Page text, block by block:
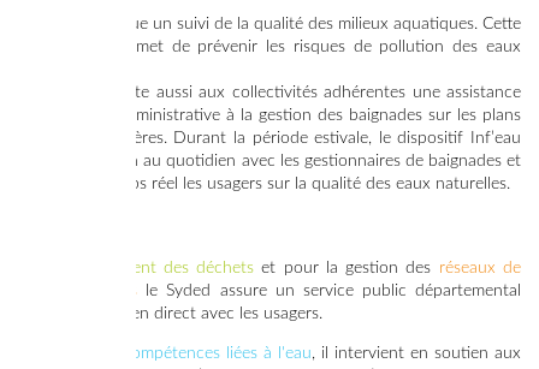
Le Syded effectue un suivi de la qualité des milieux aquatiques. Cette
surveillance permet de prévenir les risques de pollution des eaux
Le Syded apporte aussi aux collectivités adhérentes une assistance
technique et administrative à la gestion des baignades sur les plans
d’eau et les rivières. Durant la période estivale, le dispositif Inf’eau
Loisirs fait le lien au quotidien avec les gestionnaires de baignades et
informe en temps réel les usagers sur la qualité des eaux naturelles.
traitement des déchets et pour la gestion des réseaux de
chaleur au bois le Syded assure un service public départemental
autonome, en lien direct avec les usagers.
compétences liées à l'eau, il intervient en soutien aux